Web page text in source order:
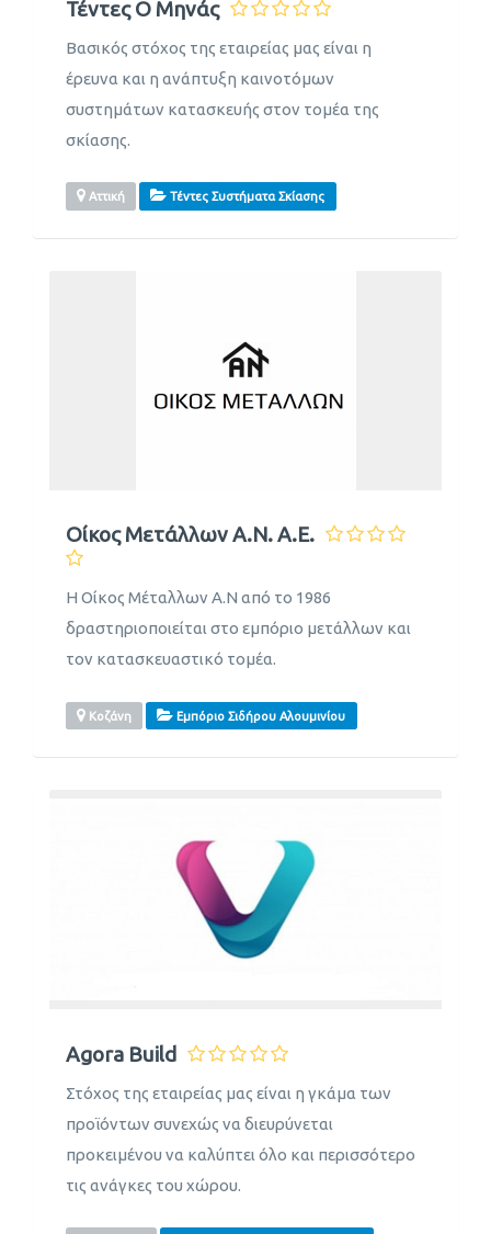
Τέντες Ο Μηνάς
Βασικός στόχος της εταιρείας μας είναι η
έρευνα και η ανάπτυξη καινοτόμων
συστημάτων κατασκευής στον τομέα της
σκίασης.
Αττική Τέντες Συστήματα Σκίασης
Οίκος Μετάλλων Α.Ν. Α.Ε.
Η Οίκος Μέταλλων Α.Ν από το 1986
δραστηριοποιείται στο εμπόριο μετάλλων και
τον κατασκευαστικό τομέα.
Κοζάνη Εμπόριο Σιδήρου Αλουμινίου
Agora Build
Στόχος της εταιρείας μας είναι η γκάμα των
προϊόντων συνεχώς να διευρύνεται
προκειμένου να καλύπτει όλο και περισσότερο
τις ανάγκες του χώρου.